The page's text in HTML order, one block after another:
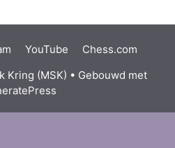
YouTube
Chess.com
Kring (MSK) • Gebouwd met